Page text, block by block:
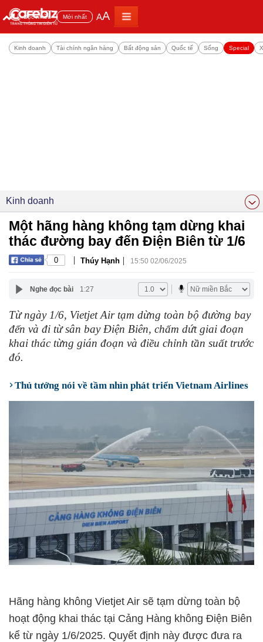
Đọc nhiều Mới nhất AA
Kinh doanh Tài chính ngân hàng Bất động sản Quốc tế Sống Special
Kinh doanh
Một hãng hàng không tạm dừng khai
thác đường bay đến Điện Biên từ 1/6
0 | Thúy Hạnh | 15:50 02/06/2025
Nghe đọc bài 1:27
Từ ngày 1/6, Vietjet Air tạm dừng toàn bộ đường bay
đến và đi từ sân bay Điện Biên, chấm dứt giai đoạn
khai thác từng gián đoạn và điều chỉnh tần suất trước
đó.
Thủ tướng nói về tầm nhìn phát triển Vietnam Airlines
Hãng hàng không Vietjet Air sẽ tạm dừng toàn bộ
hoạt động khai thác tại Cảng Hàng không Điện Biên
kể từ ngày 1/6/2025. Quyết định này được đưa ra